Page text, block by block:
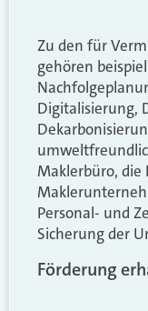
Zu den für
gehören
Digitalisierung,
Maklerbüro, die
Personal- und
Sicherung der
Förderung